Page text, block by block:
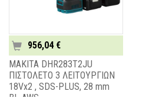
956,04 €
MAKITA DHR283T2JU
ΠΙΣΤΟΛΕΤΟ 3 ΛΕΙΤΟΥΡΓΙΩΝ
18Vx2 , SDS-PLUS, 28 mm
BL-AWS